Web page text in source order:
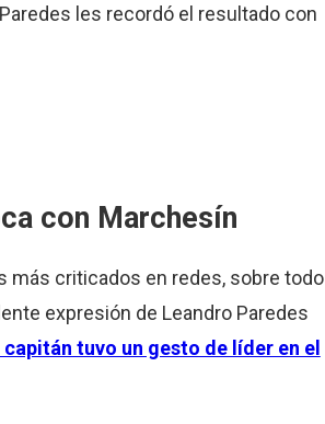
les recordó el resultado con
con Marchesín
más criticados en redes, sobre todo
expresión de Leandro Paredes
capitán tuvo un gesto de líder en el